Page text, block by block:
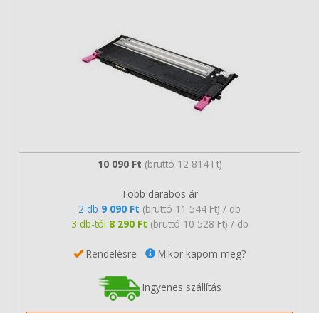
10 090 Ft (bruttó 12 814 Ft)
Több darabos ár
2 db 9 090 Ft (bruttó 11 544 Ft) / db
3 db-tól 8 290 Ft (bruttó 10 528 Ft) / db
Rendelésre Mikor kapom meg?
Ingyenes szállítás